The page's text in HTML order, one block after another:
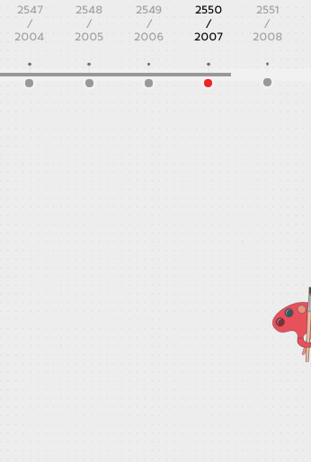
2547
/
2004
2548
/
2005
2549
/
2006
2550
/
2007
2551
/
2008